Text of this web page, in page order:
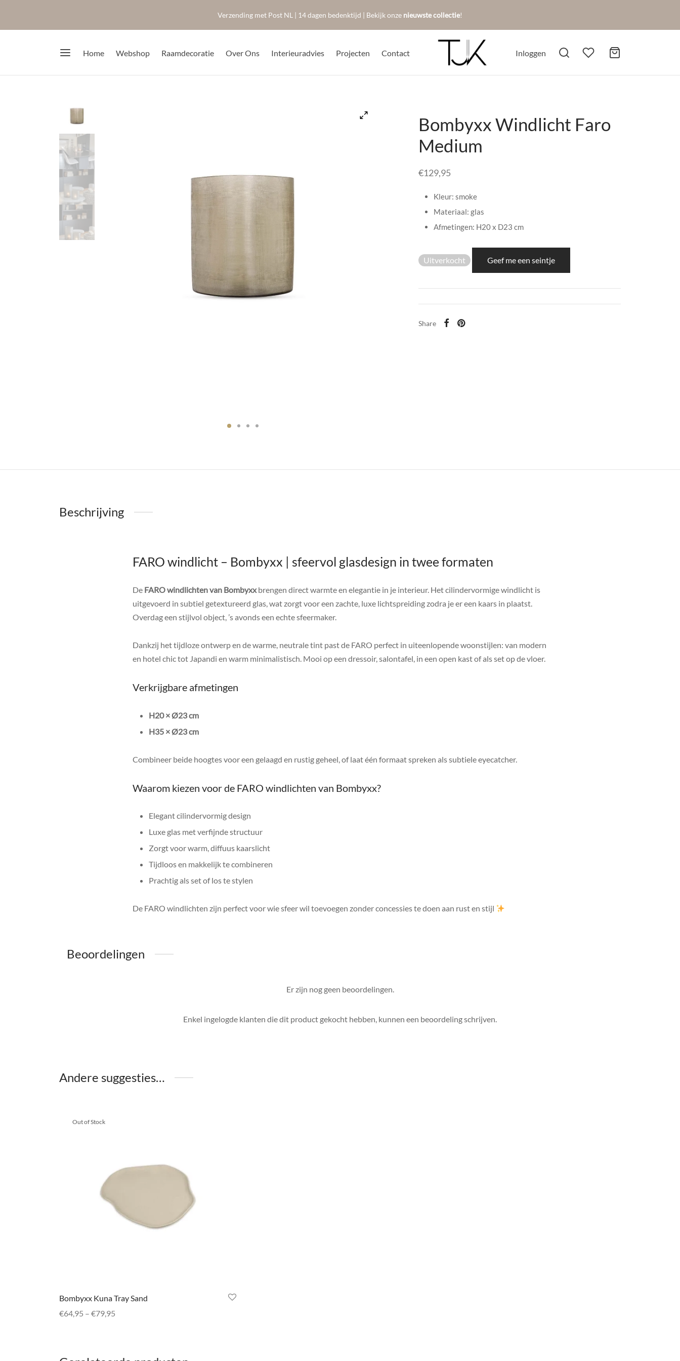
Verzending met Post NL | 14 dagen bedenktijd | Bekijk onze nieuwste collectie!
Home Webshop Raamdecoratie Over Ons Interieuradvies Projecten Contact Inloggen
Bombyxx Windlicht Faro
Medium
€129,95
Kleur: smoke
Materiaal: glas
Afmetingen: H20 x D23 cm
Uitverkocht Geef me een seintje
Share
Beschrijving
FARO windlicht – Bombyxx | sfeervol glasdesign in twee formaten
De FARO windlichten van Bombyxxbrengen direct warmte en elegantie in je interieur. Het cilindervormige windlicht is
uitgevoerd in subtiel getextureerd glas, wat zorgt voor een zachte, luxe lichtspreiding zodra je er een kaars in plaatst.
Overdag een stijlvol object, ’s avonds een echte sfeermaker.
Dankzij het tijdloze ontwerp en de warme, neutrale tint past de FARO perfect in uiteenlopende woonstijlen: van modern
en hotel chic tot Japandi en warm minimalistisch. Mooi op een dressoir, salontafel, in een open kast of als set op de vloer.
Verkrijgbare afmetingen
H20 × Ø23 cm
H35 × Ø23 cm
Combineer beide hoogtes voor een gelaagd en rustig geheel, of laat één formaat spreken als subtiele eyecatcher.
Waarom kiezen voor de FARO windlichten van Bombyxx?
Elegant cilindervormig design
Luxe glas met verfijnde structuur
Zorgt voor warm, diffuus kaarslicht
Tijdloos en makkelijk te combineren
Prachtig als set of los te stylen
De FARO windlichten zijn perfect voor wie sfeer wil toevoegen zonder concessies te doen aan rust en stijl
Beoordelingen
Er zijn nog geen beoordelingen.
Enkel ingelogde klanten die dit product gekocht hebben, kunnen een beoordeling schrijven.
Andere suggesties…
Out of Stock
Bombyxx Kuna Tray Sand
€64,95 – €79,95